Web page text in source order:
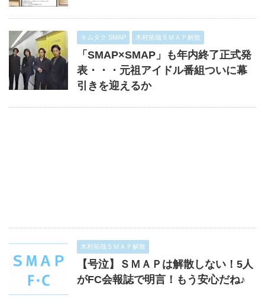
キムタク SMAP 木村拓哉ＳＭＡＰ解散
「SMAP×SMAP」も年内終了正式発
表・・・元祖アイドル番組ついに幕
引きを迎えるか
木村拓哉ＳＭＡＰ解散
【号泣】ＳＭＡＰは解散しない！5人
がFC会報誌で明言！もう安心だね♪